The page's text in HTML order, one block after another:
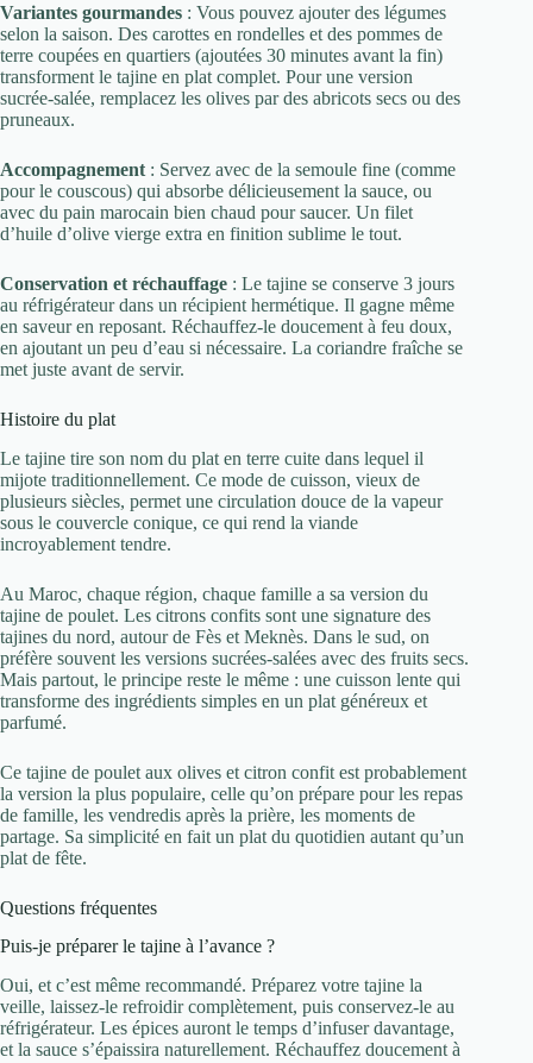
Variantes gourmandes : Vous pouvez ajouter des légumes
selon la saison. Des carottes en rondelles et des pommes de
terre coupées en quartiers (ajoutées 30 minutes avant la fin)
transforment le tajine en plat complet. Pour une version
sucrée-salée, remplacez les olives par des abricots secs ou des
pruneaux.
Accompagnement : Servez avec de la semoule fine (comme
pour le couscous) qui absorbe délicieusement la sauce, ou
avec du pain marocain bien chaud pour saucer. Un filet
d’huile d’olive vierge extra en finition sublime le tout.
Conservation et réchauffage : Le tajine se conserve 3 jours
au réfrigérateur dans un récipient hermétique. Il gagne même
en saveur en reposant. Réchauffez-le doucement à feu doux,
en ajoutant un peu d’eau si nécessaire. La coriandre fraîche se
met juste avant de servir.
Histoire du plat
Le tajine tire son nom du plat en terre cuite dans lequel il
mijote traditionnellement. Ce mode de cuisson, vieux de
plusieurs siècles, permet une circulation douce de la vapeur
sous le couvercle conique, ce qui rend la viande
incroyablement tendre.
Au Maroc, chaque région, chaque famille a sa version du
tajine de poulet. Les citrons confits sont une signature des
tajines du nord, autour de Fès et Meknès. Dans le sud, on
préfère souvent les versions sucrées-salées avec des fruits secs.
Mais partout, le principe reste le même : une cuisson lente qui
transforme des ingrédients simples en un plat généreux et
parfumé.
Ce tajine de poulet aux olives et citron confit est probablement
la version la plus populaire, celle qu’on prépare pour les repas
de famille, les vendredis après la prière, les moments de
partage. Sa simplicité en fait un plat du quotidien autant qu’un
plat de fête.
Questions fréquentes
Puis-je préparer le tajine à l’avance ?
Oui, et c’est même recommandé. Préparez votre tajine la
veille, laissez-le refroidir complètement, puis conservez-le au
réfrigérateur. Les épices auront le temps d’infuser davantage,
et la sauce s’épaissira naturellement. Réchauffez doucement à